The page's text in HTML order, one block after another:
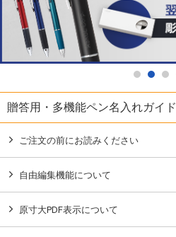
贈答用・多機能ペン名入れガイド
ご注文の前にお読みください
自由編集機能について
原寸大PDF表示について